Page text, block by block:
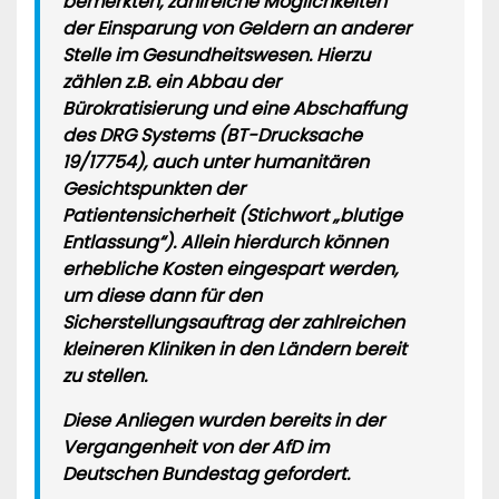
der Einsparung von Geldern an anderer
Stelle im Gesundheitswesen. Hierzu
zählen z.B. ein Abbau der
Bürokratisierung und eine Abschaffung
des DRG Systems (BT-Drucksache
19/17754), auch unter humanitären
Gesichtspunkten der
Patientensicherheit (Stichwort „blutige
Entlassung“). Allein hierdurch können
erhebliche Kosten eingespart werden,
um diese dann für den
Sicherstellungsauftrag der zahlreichen
kleineren Kliniken in den Ländern bereit
zu stellen.
Diese Anliegen wurden bereits in der
Vergangenheit von der AfD im
Deutschen Bundestag gefordert.